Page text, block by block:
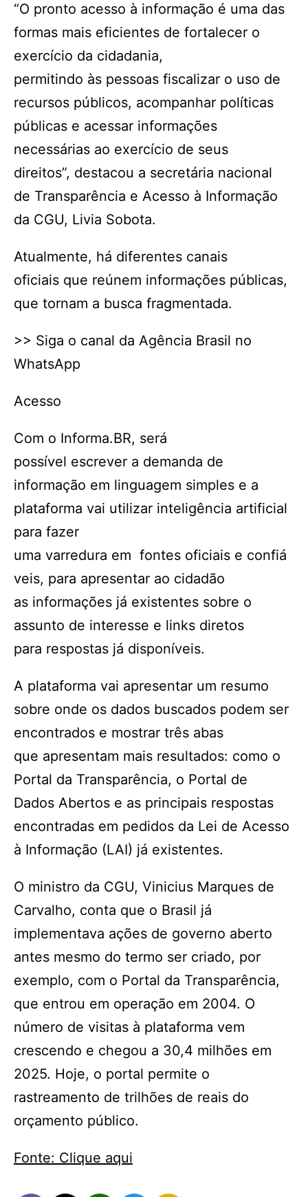
“O pronto acesso à informação é uma das
formas mais eficientes de fortalecer o
exercício da cidadania,
permitindo às pessoas fiscalizar o uso de
recursos públicos, acompanhar políticas
públicas e acessar informações
necessárias ao exercício de seus
direitos”, destacou a secretária nacional
de Transparência e Acesso à Informação
da CGU, Livia Sobota.
Atualmente, há diferentes canais
oficiais que reúnem informações públicas,
que tornam a busca fragmentada.
>> Siga o canal da Agência Brasil no
WhatsApp​
Acesso
Com o Informa.BR, será
possível escrever a demanda de
informação em linguagem simples e a
plataforma vai utilizar inteligência artificial
para fazer
uma varredura em fontes oficiais e confiá
veis, para apresentar ao cidadão
as informações já existentes sobre o
assunto de interesse e links diretos
para respostas já disponíveis.
A plataforma vai apresentar um resumo
sobre onde os dados buscados podem ser
encontrados e mostrar três abas
que apresentam mais resultados: como o
Portal da Transparência, o Portal de
Dados Abertos e as principais respostas
encontradas em pedidos da Lei de Acesso
à Informação (LAI) já existentes.
O ministro da CGU, Vinicius Marques de
Carvalho, conta que o Brasil já
implementava ações de governo aberto
antes mesmo do termo ser criado, por
exemplo, com o Portal da Transparência,
que entrou em operação em 2004. O
número de visitas à plataforma vem
crescendo e chegou a 30,4 milhões em
2025. Hoje, o portal permite o
rastreamento de trilhões de reais do
orçamento público.
Fonte: Clique aqui